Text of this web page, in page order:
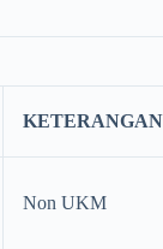
KETERANGAN
Non UKM